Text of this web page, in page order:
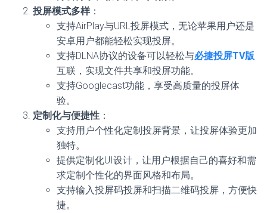
投屏模式多样：
支持AirPlay与URL投屏模式，无论苹果用户还是
安卓用户都能轻松实现投屏。
支持DLNA协议的设备可以轻松与必捷投屏TV版
互联，实现文件共享和投屏功能。
支持Googlecast功能，享受高质量的投屏体
验。
定制化与便捷性 ：
支持用户个性化定制投屏背景，让投屏体验更加
独特。
提供定制化UI设计，让用户根据自己的喜好和需
求定制个性化的界面风格和布局。
支持输入投屏码投屏和扫描二维码投屏，方便快
捷。